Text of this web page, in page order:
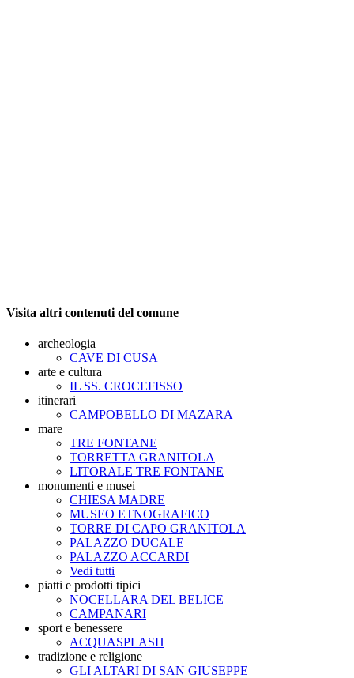
Visita altri contenuti del comune
archeologia
CAVE DI CUSA
arte e cultura
IL SS. CROCEFISSO
itinerari
CAMPOBELLO DI MAZARA
mare
TRE FONTANE
TORRETTA GRANITOLA
LITORALE TRE FONTANE
monumenti e musei
CHIESA MADRE
MUSEO ETNOGRAFICO
TORRE DI CAPO GRANITOLA
PALAZZO DUCALE
PALAZZO ACCARDI
Vedi tutti
piatti e prodotti tipici
NOCELLARA DEL BELICE
CAMPANARI
sport e benessere
ACQUASPLASH
tradizione e religione
GLI ALTARI DI SAN GIUSEPPE